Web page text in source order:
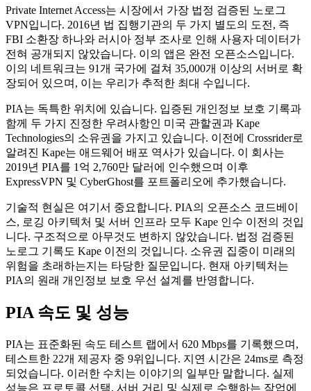
Private Internet Access는 시장에서 가장 법정 검증된 노로그
VPN입니다. 2016년 법 집행기관의 두 가지 별도의 도전, 즉
FBI 소환장 하나와 러시아 정부 조사로 인해 사용자 데이터가
전혀 공개되지 않았습니다. 이의 앱은 완전 오픈소스입니다.
이의 네트워크는 91개 국가에 걸쳐 35,000개 이상의 서버로 확
장되어 있으며, 이는 우리가 추적한 최대 수입니다.
PIA는 독특한 위치에 있습니다. 입증된 개인정보 보호 기록과
함께 두 가지 진정한 우려사항인 미국 관할권과 Kape
Technologies의 소유권을 가지고 있습니다. 이전에 Crossrider로
알려진 Kape는 애드웨어 배포 역사가 있습니다. 이 회사는
2019년 PIA를 1억 2,760만 달러에 인수했으며 이후
ExpressVPN 및 CyberGhost를 포트폴리오에 추가했습니다.
기술적 현실은 여기서 중요합니다. PIA의 오픈소스 코드베이
스, 로깅 아키텍처 및 서버 인프라 모두 Kape 인수 이전의 것입
니다. 구조적으로 아무것도 변하지 않았습니다. 법정 검증된
노로그 기록도 Kape 이전의 것입니다. 소유권 집중이 미래의
위험을 초래하는지는 타당한 질문입니다. 현재 아키텍처는
PIA의 원래 개인정보 보호 우선 설계를 반영합니다.
PIA 속도 및 성능
PIA는 표준화된 속도 테스트 랩에서 620 Mbps를 기록했으며,
테스트한 22개 제공자 중 9위입니다. 지연 시간은 24ms로 측정
되었습니다. 이러한 수치는 이야기의 일부만 말합니다. 실제
성능은 프로토콜 선택, 서버 거리 및 실제로 수행하는 작업에